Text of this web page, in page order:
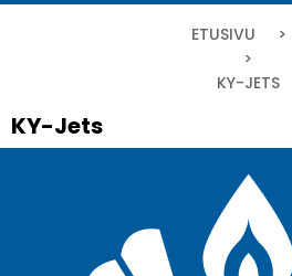
ETUSIVU
CURRENT:
KY-JETS
KY-Jets